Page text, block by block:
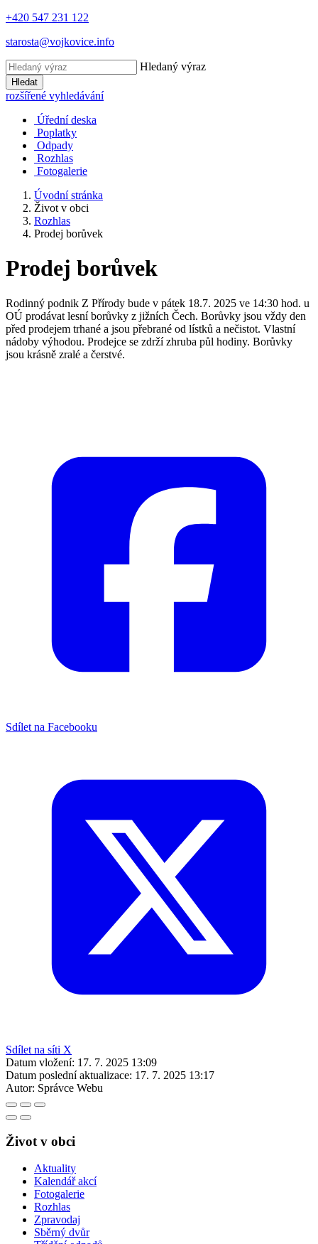
+420 547 231 122
starosta@vojkovice.info
Hledaný výraz
Hledat
rozšířené vyhledávání
Úřední deska
Poplatky
Odpady
Rozhlas
Fotogalerie
Úvodní stránka
Život v obci
Rozhlas
Prodej borůvek
Prodej borůvek
Rodinný podnik Z Přírody bude v pátek 18.7. 2025 ve 14:30 hod. u
OÚ prodávat lesní borůvky z jižních Čech. Borůvky jsou vždy den
před prodejem trhané a jsou přebrané od lístků a nečistot. Vlastní
nádoby výhodou. Prodejce se zdrží zhruba půl hodiny. Borůvky
jsou krásně zralé a čerstvé.
Sdílet na Facebooku
Sdílet na síti X
Datum vložení: 17. 7. 2025 13:09
Datum poslední aktualizace: 17. 7. 2025 13:17
Autor: Správce Webu
Život v obci
Aktuality
Kalendář akcí
Fotogalerie
Rozhlas
Zpravodaj
Sběrný dvůr